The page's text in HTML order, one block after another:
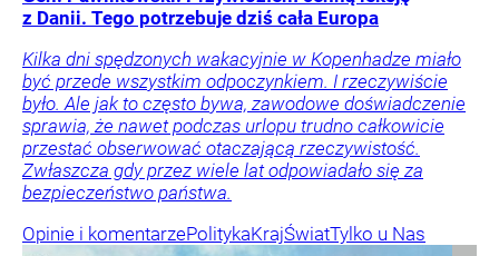
z Danii. Tego potrzebuje dziś cała Europa
Kilka dni spędzonych wakacyjnie w Kopenhadze miało
być przede wszystkim odpoczynkiem. I rzeczywiście
było. Ale jak to często bywa, zawodowe doświadczenie
sprawia, że nawet podczas urlopu trudno całkowicie
przestać obserwować otaczającą rzeczywistość.
Zwłaszcza gdy przez wiele lat odpowiadało się za
bezpieczeństwo państwa.
Opinie i komentarzePolitykaKrajŚwiatTylko u Nas